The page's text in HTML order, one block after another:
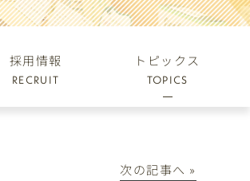
採用情報
RECRUIT
トピックス
TOPICS
次の記事へ »